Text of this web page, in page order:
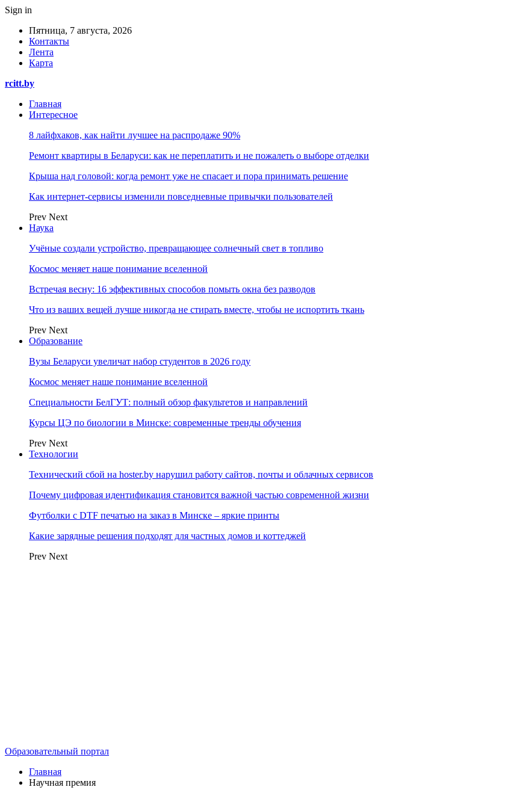
Sign in
Пятница, 7 августа, 2026
Контакты
Лента
Карта
rcitt.by
Главная
Интересное
8 лайфхаков, как найти лучшее на распродаже 90%
Ремонт квартиры в Беларуси: как не переплатить и не пожалеть о выборе отделки
Крыша над головой: когда ремонт уже не спасает и пора принимать решение
Как интернет-сервисы изменили повседневные привычки пользователей
Prev Next
Наука
Учёные создали устройство, превращающее солнечный свет в топливо
Космос меняет наше понимание вселенной
Встречая весну: 16 эффективных способов помыть окна без разводов
Что из ваших вещей лучше никогда не стирать вместе, чтобы не испортить ткань
Prev Next
Образование
Вузы Беларуси увеличат набор студентов в 2026 году
Космос меняет наше понимание вселенной
Специальности БелГУТ: полный обзор факультетов и направлений
Курсы ЦЭ по биологии в Минске: современные тренды обучения
Prev Next
Технологии
Технический сбой на hoster.by нарушил работу сайтов, почты и облачных сервисов
Почему цифровая идентификация становится важной частью современной жизни
Футболки с DTF печатью на заказ в Минске – яркие принты
Какие зарядные решения подходят для частных домов и коттеджей
Prev Next
Образовательный портал
Главная
Научная премия